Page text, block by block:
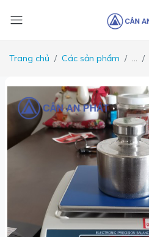
Trang chủ Các sản phẩm ...